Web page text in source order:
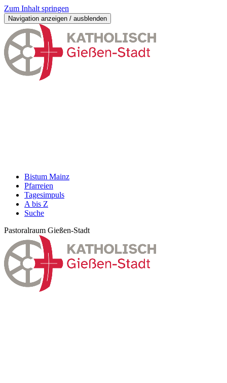
Zum Inhalt springen
Navigation anzeigen / ausblenden
Bistum Mainz
Pfarreien
Tagesimpuls
A bis Z
Suche
Pastoralraum Gießen-Stadt